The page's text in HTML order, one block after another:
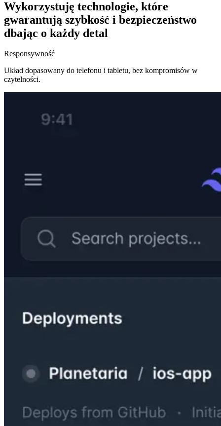
Wykorzystuję technologie, które
gwarantują szybkość i bezpieczeństwo
dbając o każdy detal
Responsywność
Układ dopasowany do telefonu i tabletu, bez kompromisów w
czytelności.